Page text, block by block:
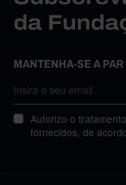
da
MANTENHA-SE A PAR
Autorizo o
fornecidos, de